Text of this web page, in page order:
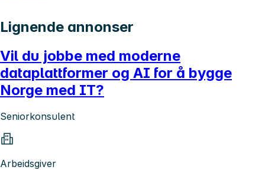
Lignende annonser
Vil du jobbe med moderne
dataplattformer og AI for å bygge
Norge med IT?
Seniorkonsulent
Arbeidsgiver